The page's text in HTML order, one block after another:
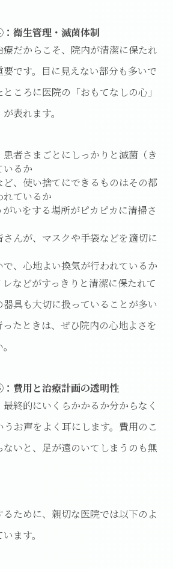
衛生管理・滅菌体制
だからこそ、院内が清潔に保たれ
です。目に見えない部分も多いで
ころに医院の「おもてなしの心」
表れます。
者さまごとにしっかりと滅菌（き
いるか
、使い捨てにできるものはその都
れているか
いをする場所がピカピカに清掃さ
んが、マスクや手袋などを適切に
、心地よい換気が行われているか
などがすっきりと清潔に保たれて
具も大切に扱っていることが多い
たときは、ぜひ院内の心地よさを
費用と治療計画の透明性
最終的にいくらかかるか分からなく
お声をよく耳にします。費用のこ
ないと、足が遠のいてしまうのも無
ために、親切な医院では以下のよ
ます。